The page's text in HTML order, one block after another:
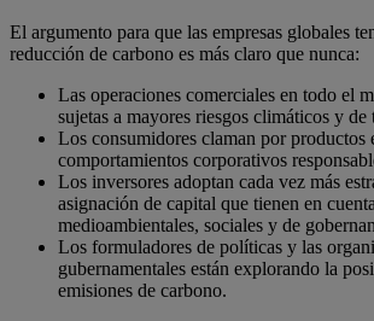
El argumento para que las empresas globales
reducción de carbono es más claro que nunca:
Las operaciones comerciales en todo el
sujetas a mayores riesgos climáticos y de
Los consumidores claman por productos
comportamientos corporativos
Los inversores adoptan cada vez más
asignación de capital que tienen en
medioambientales, sociales y de
Los formuladores de políticas y las
gubernamentales están explorando la
emisiones de carbono.